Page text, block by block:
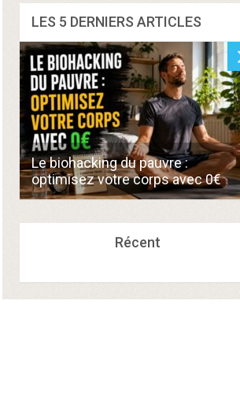
LES 5 DERNIERS ARTICLES
Le biohacking du pauvre :
optimisez votre corps avec 0€
Récent